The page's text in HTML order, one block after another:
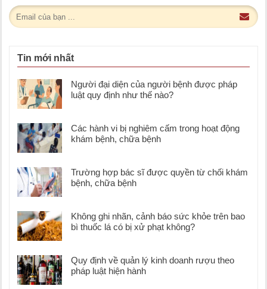
Tin mới nhất
Người đại diện của người bệnh được pháp
luật quy định như thế nào?
Các hành vi bị nghiêm cấm trong hoạt động
khám bệnh, chữa bệnh
Trường hợp bác sĩ được quyền từ chối khám
bệnh, chữa bệnh
Không ghi nhãn, cảnh báo sức khỏe trên bao
bì thuốc lá có bị xử phạt không?
Quy định về quản lý kinh doanh rượu theo
pháp luật hiện hành